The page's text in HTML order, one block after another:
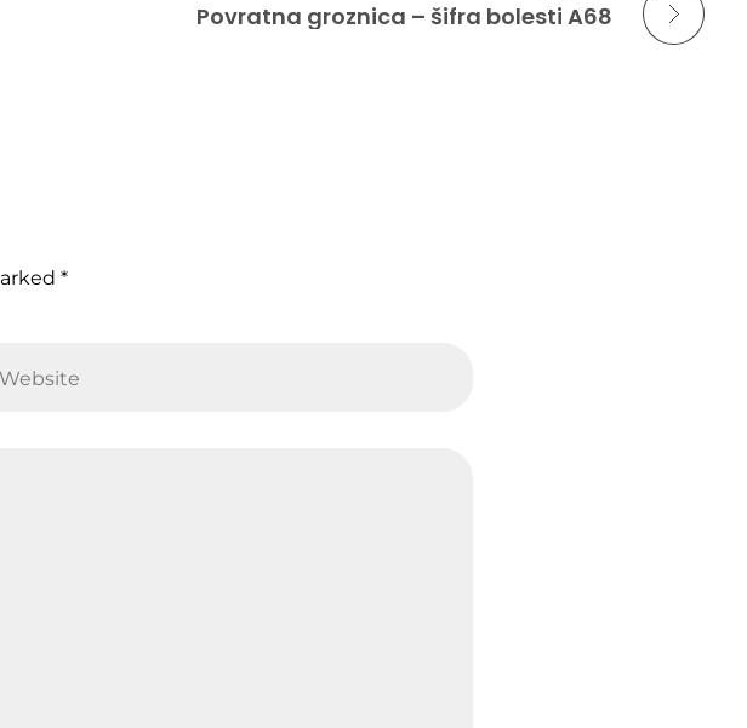
Povratna groznica – šifra bolesti A68
*